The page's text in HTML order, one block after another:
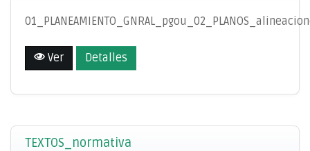
Ver Detalles
TEXTOS_normativa